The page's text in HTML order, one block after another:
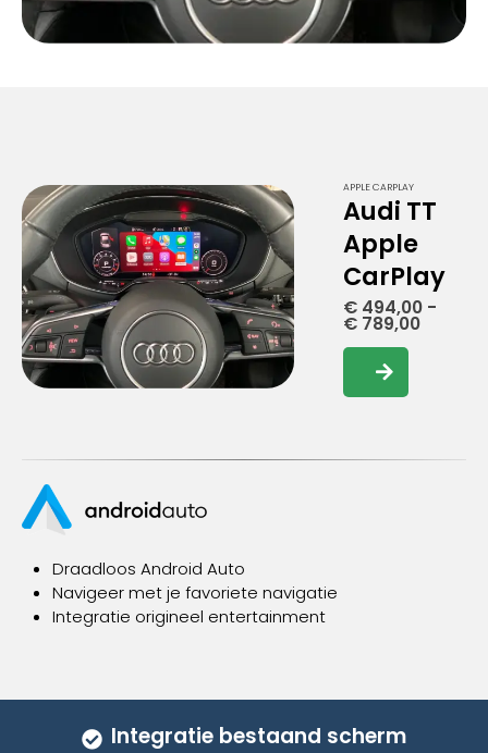
APPLE CARPLAY
Audi TT
Apple
CarPlay
€ 494,00 -
€ 789,00
Dit
product
variaties.
Draadloos Android Auto
Navigeer met je favoriete navigatie
Integratie origineel entertainment
Integratie bestaand scherm